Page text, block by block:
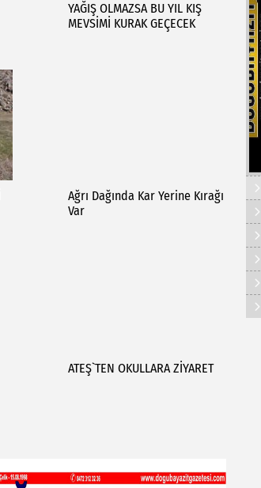
YAĞIŞ OLMAZSA BU YIL KIŞ
MEVSİMİ KURAK GEÇECEK
Ağrı Dağında Kar Yerine Kırağı
Var
ATEŞ`TEN OKULLARA ZİYARET